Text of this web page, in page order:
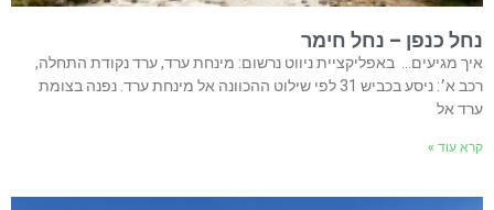
נחל כנפן – נחל חימר
איך מגיעים… באפליקציית ניווט נרשום: מינחת ערד, ערד נקודת התחלה,
רכב א׳: ניסע בכביש 31 לפי שילוט ההכוונה אל מינחת ערד. נפנה בצומת
ערד אל
קרא עוד »